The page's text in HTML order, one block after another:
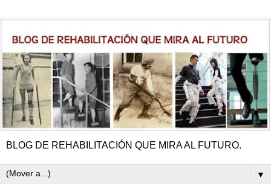
BLOG DE REHABILITACIÓN QUE MIRA AL FUTURO.
▼